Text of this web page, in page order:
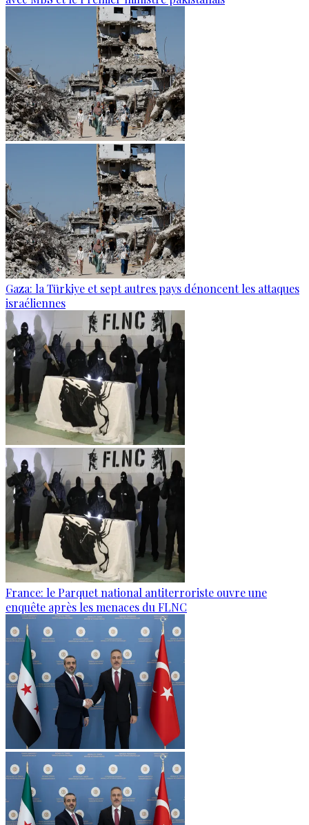
Gaza: la Türkiye et sept autres pays dénoncent les attaques
israéliennes
France: le Parquet national antiterroriste ouvre une
enquête après les menaces du FLNC